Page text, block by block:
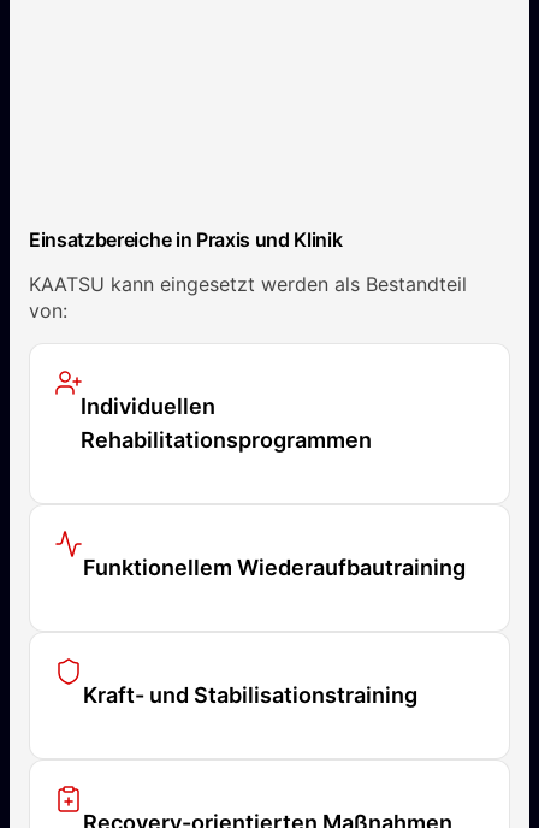
Einsatzbereiche in Praxis und Klinik
KAATSU kann eingesetzt werden als Bestandteil
von:
Individuellen
Rehabilitationsprogrammen
Funktionellem Wiederaufbautraining
Kraft- und Stabilisationstraining
Recovery-orientierten Maßnahmen